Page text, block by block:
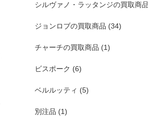
シルヴァノ・ラッタンジの買取商品
ジョンロブの買取商品 (34)
チャーチの買取商品 (1)
ビスポーク (6)
ベルルッティ (5)
別注品 (1)